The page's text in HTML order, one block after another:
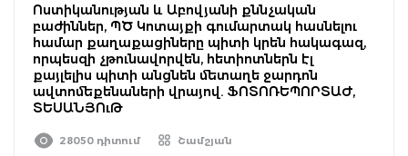
Ոստիկանության և Աբովյանի քննչական
բաժիններ, ՊԾ Կոտայքի գումարտակ հասնելու
համար քաղաքացիները պիտի կրեն հակագազ,
որպեսզի չթունավորվեն, հետիոտներն էլ
քայլելիս պիտի անցնեն մետաղե ջարդոն
ավտոմեքենաների վրայով. ՖՈՏՈՌԵՊՈՐՏԱԺ,
ՏԵՍԱՆՅՈւԹ
28050 դիտում Շամշյան